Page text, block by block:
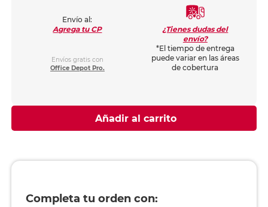
Envío al:
Agrega tu CP
Envíos gratis con
Office Depot Pro.
¿Tienes dudas del
envío?
*El tiempo de entrega
puede variar en las áreas
de cobertura
Añadir al carrito
Completa tu orden con: